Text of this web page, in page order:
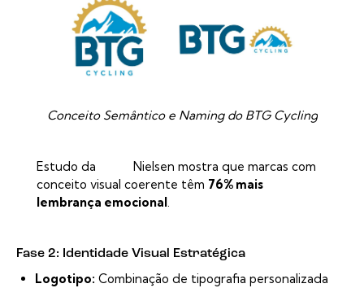
Conceito Semântico e Naming do BTG Cycling
Estudo da Nielsen mostra que marcas com
conceito visual coerente têm 76% mais
lembrança emocional .
Fase 2: Identidade Visual Estratégica
Logotipo: Combinação de tipografia personalizada